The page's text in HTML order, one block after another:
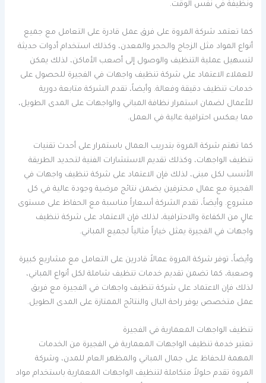
ونظيفة في نفس الوقت.
كما تعتمد شركة المروة على فرق عمل قادرة على التعامل مع جميع
أنواع المواد مثل الزجاج والحجر والمعدن، وكذلك استخدام أدوات حديثة
لتسهيل عملية التنظيف والوصول إلى أصعب الأماكن، لذلك يمكن
للعملاء الاعتماد على شركة تنظيف واجهات في الفجيرة للحصول على
خدمات تنظيف دقيقة وفعالة. وأيضاً، تقدم الشركة متابعة دورية
للأعمال لضمان استمرار نظافة المباني والواجهات على المدى الطويل،
مما يعكس احترافية عالية في العمل.
كما تهتم شركة المروة بتدريب العمال باستمرار على أحدث تقنيات
تنظيف الواجهات، وكذلك تقديم الاستشارات الفنية لتحديد الطريقة
الأنسب لكل مبنى، لذلك فإن الاعتماد على شركة تنظيف واجهات في
الفجيرة مع عمال محترفين يضمن نتائج مرضية وجودة عالية في كل
مشروع. وأيضاً، تقدم الشركة أسعاراً مناسبة مع الحفاظ على مستوى
عالٍ من الكفاءة والاحترافية، لذلك فإن الاعتماد على شركة تنظيف
واجهات في الفجيرة يمثل خياراً مثالياً لجميع المباني.
وأيضاً، توفر شركة المروة عمالاً قادرين على التعامل مع مشاريع كبيرة
وصعبة، كما تضمن تقديم خدمات تنظيف شاملة لكل أنواع المباني،
لذلك فإن الاعتماد على شركة تنظيف واجهات في الفجيرة مع فريق
عمل متخصص يوفر راحة البال والنتائج الممتازة على المدى الطويل.
تنظيف الواجهات المعمارية في الفجيرة
تعتبر خدمة تنظيف الواجهات المعمارية في الفجيرة من الخدمات
المهمة للحفاظ على جمال المباني والمظهر العام للمدن، وشركة
المروة تقدم حلولاً متكاملة لتنظيف الواجهات المعمارية باستخدام مواد